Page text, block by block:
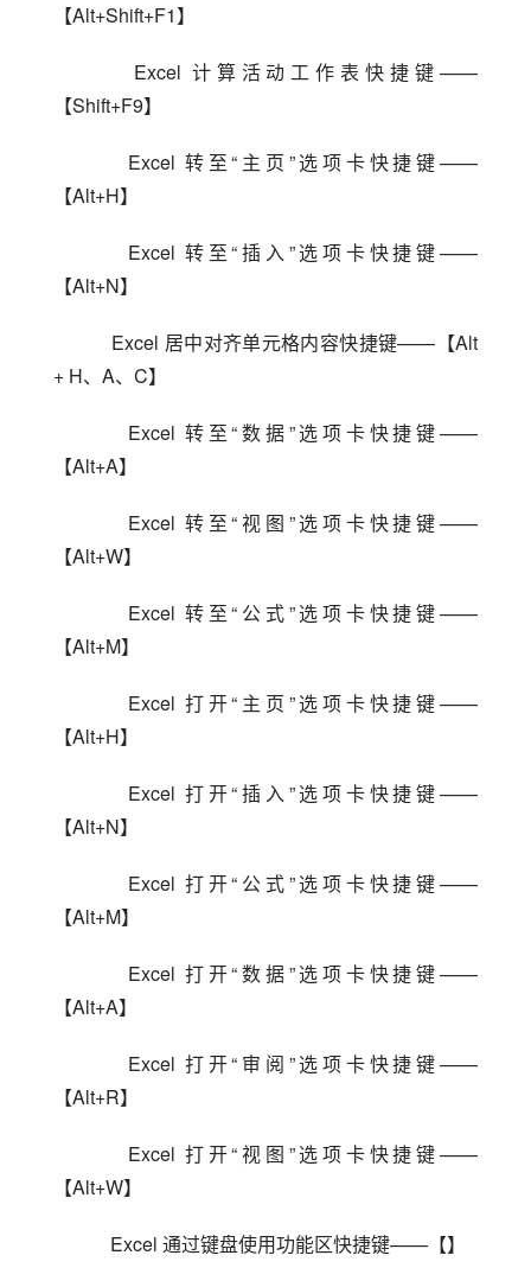
【Alt+Shift+F1】
【Shift+F9】
【Alt+H】
【Alt+N】
+ H、A、C】
【Alt+A】
【Alt+W】
【Alt+M】
【Alt+H】
【Alt+N】
【Alt+M】
【Alt+A】
【Alt+R】
【Alt+W】
    Excel 通过键盘使用功能区快捷键——【】